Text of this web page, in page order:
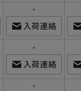
×
×
×